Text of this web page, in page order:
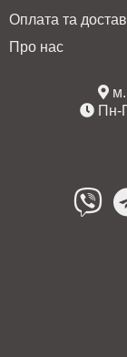
Оплата та
Про нас
м.
Пн-